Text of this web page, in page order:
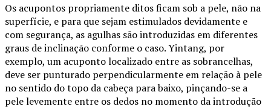
Os acupontos propriamente ditos ficam sob a pele, não na
superfície, e para que sejam estimulados devidamente e
com segurança, as agulhas são introduzidas em diferentes
graus de inclinação conforme o caso. Yintang, por
exemplo, um acuponto localizado entre as sobrancelhas,
deve ser punturado perpendicularmente em relação à pele
no sentido do topo da cabeça para baixo, pinçando-se a
pele levemente entre os dedos no momento da introdução